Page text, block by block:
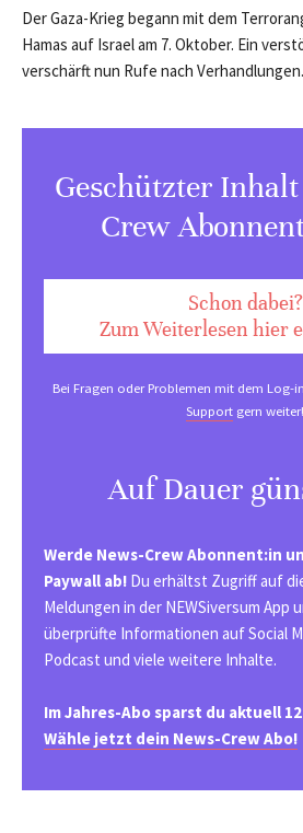
Der Gaza-Krieg begann mit dem
Hamas auf Israel am 7. Oktober. Ein
verschärft nun Rufe nach
Geschützter
Crew
Schon dabei?
Zum Weiterlesen hier
Bei Fragen oder Problemen mit dem Log-
Support gern weiter!
Auf Dauer
Werde News-Crew Abonnent:in
Paywall ab! Du erhältst Zugriff auf
Meldungen in der NEWSiversum App
überprüfte Informationen auf Social
Podcast und viele weitere Inhalte.
Im Jahres-Abo sparst du aktuell
Wähle jetzt dein News-Crew Abo!